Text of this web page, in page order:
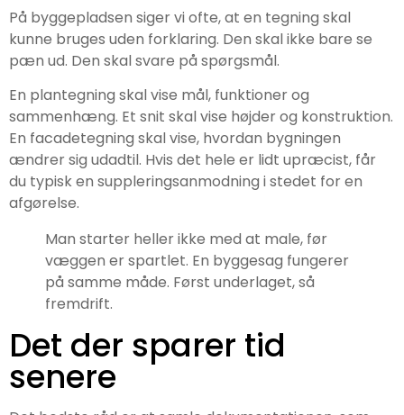
På byggepladsen siger vi ofte, at en tegning skal
kunne bruges uden forklaring. Den skal ikke bare se
pæn ud. Den skal svare på spørgsmål.
En plantegning skal vise mål, funktioner og
sammenhæng. Et snit skal vise højder og konstruktion.
En facadetegning skal vise, hvordan bygningen
ændrer sig udadtil. Hvis det hele er lidt upræcist, får
du typisk en suppleringsanmodning i stedet for en
afgørelse.
Man starter heller ikke med at male, før
væggen er spartlet. En byggesag fungerer
på samme måde. Først underlaget, så
fremdrift.
Det der sparer tid
senere